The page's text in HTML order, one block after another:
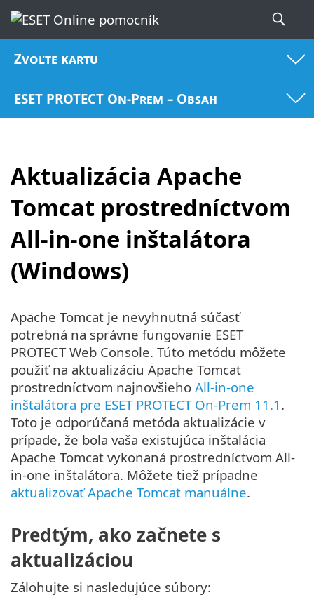
Zvoľte kartu
ESET PROTECT On-Prem – Obsah
Aktualizácia Apache
Tomcat prostredníctvom
All-in-one inštalátora
(Windows)
Apache Tomcat je nevyhnutná súčasť
potrebná na správne fungovanie ESET
PROTECT Web Console. Túto metódu môžete
použiť na aktualizáciu Apache Tomcat
prostredníctvom najnovšieho All-in-one
inštalátora pre ESET PROTECT On-Prem 11.1 .
Toto je odporúčaná metóda aktualizácie v
prípade, že bola vaša existujúca inštalácia
Apache Tomcat vykonaná prostredníctvom All-
in-one inštalátora. Môžete tiež prípadne
aktualizovať Apache Tomcat manuálne.
Predtým, ako začnete s
aktualizáciou
Zálohujte si nasledujúce súbory: